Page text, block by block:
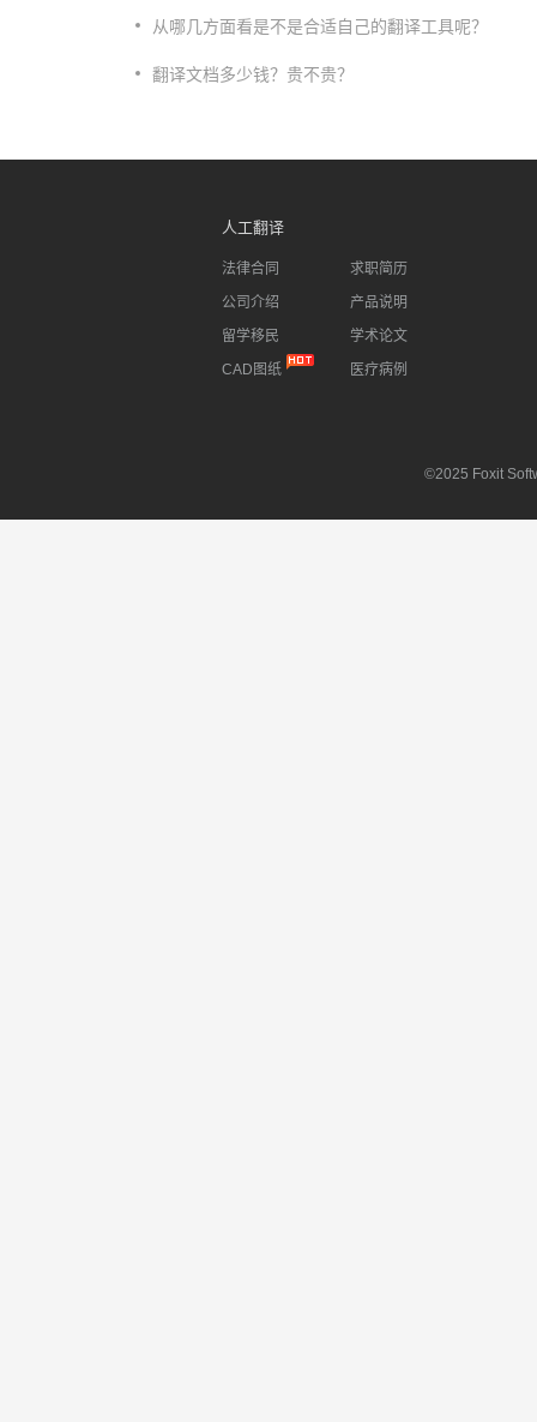
从哪几方面看是不是合适自己的翻译工具呢？
翻译文档多少钱？贵不贵？
人工翻译
法律合同
公司介绍
留学移民
CAD图纸
求职简历
产品说明
学术论文
医疗病例
©2025 Foxit